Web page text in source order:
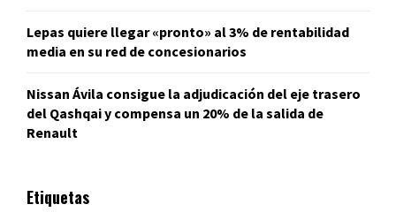
Lepas quiere llegar «pronto» al 3% de rentabilidad
media en su red de concesionarios
Nissan Ávila consigue la adjudicación del eje trasero
del Qashqai y compensa un 20% de la salida de
Renault
Etiquetas